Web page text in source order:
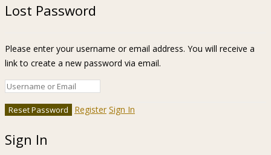
Lost Password
Please enter your username or email address. You will receive a
link to create a new password via email.
Register Sign In
Sign In